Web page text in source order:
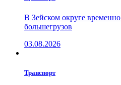
В Зейском округе
большегрузов
03.08.2026
Транспорт